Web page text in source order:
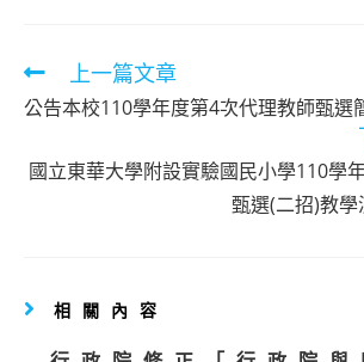
Read
more
上一篇文章
公告本校110學年度第4次代理教師甄選
國立東華大學附設實驗國民小學110學
甄選(二招)教
相關內容